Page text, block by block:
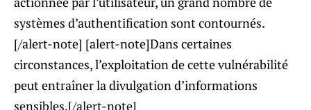
systèmes d’authentification sont contournés.
[/alert-note] [alert-note]Dans certaines
circonstances, l’exploitation de cette vulnérabilité
peut entraîner la divulgation d’informations
sensibles.[/alert-note]